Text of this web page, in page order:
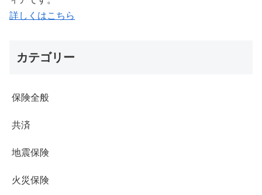
詳しくはこちら
カテゴリー
保険全般
共済
地震保険
火災保険